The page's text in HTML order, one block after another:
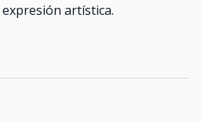
artística.